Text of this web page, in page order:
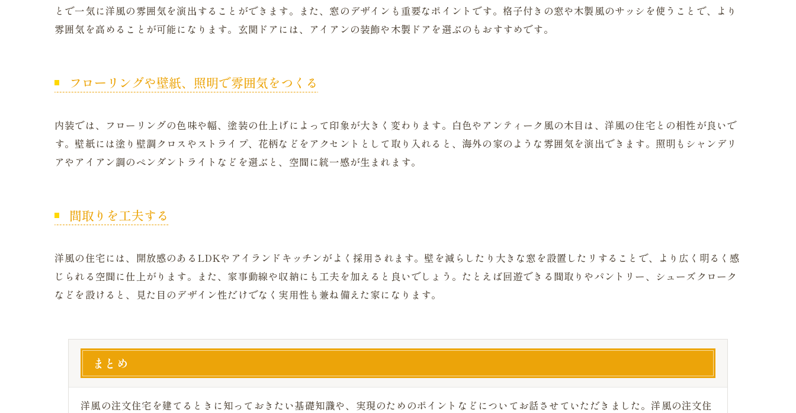
とで一気に洋風の雰囲気を演出することができます。また、窓のデザインも重要なポイントです。格子付きの窓や木製風のサッシを使うことで、より
雰囲気を高めることが可能になります。玄関ドアには、アイアンの装飾や木製ドアを選ぶのもおすすめです。
フローリングや壁紙、照明で雰囲気をつくる
内装では、フローリングの色味や幅、塗装の仕上げによって印象が大きく変わります。白色やアンティーク風の木目は、洋風の住宅との相性が良いで
す。壁紙には塗り壁調クロスやストライプ、花柄などをアクセントとして取り入れると、海外の家のような雰囲気を演出できます。照明もシャンデリ
アやアイアン調のペンダントライトなどを選ぶと、空間に統一感が生まれます。
間取りを工夫する
洋風の住宅には、開放感のあるLDKやアイランドキッチンがよく採用されます。壁を減らしたり大きな窓を設置したリすることで、より広く明るく感
じられる空間に仕上がります。また、家事動線や収納にも工夫を加えると良いでしょう。たとえば回遊できる間取りやパントリー、シューズクローク
などを設けると、見た目のデザイン性だけでなく実用性も兼ね備えた家になります。
まとめ
洋風の注文住宅を建てるときに知っておきたい基礎知識や、実現のためのポイントなどについてお話させていただきました。洋風の注文住